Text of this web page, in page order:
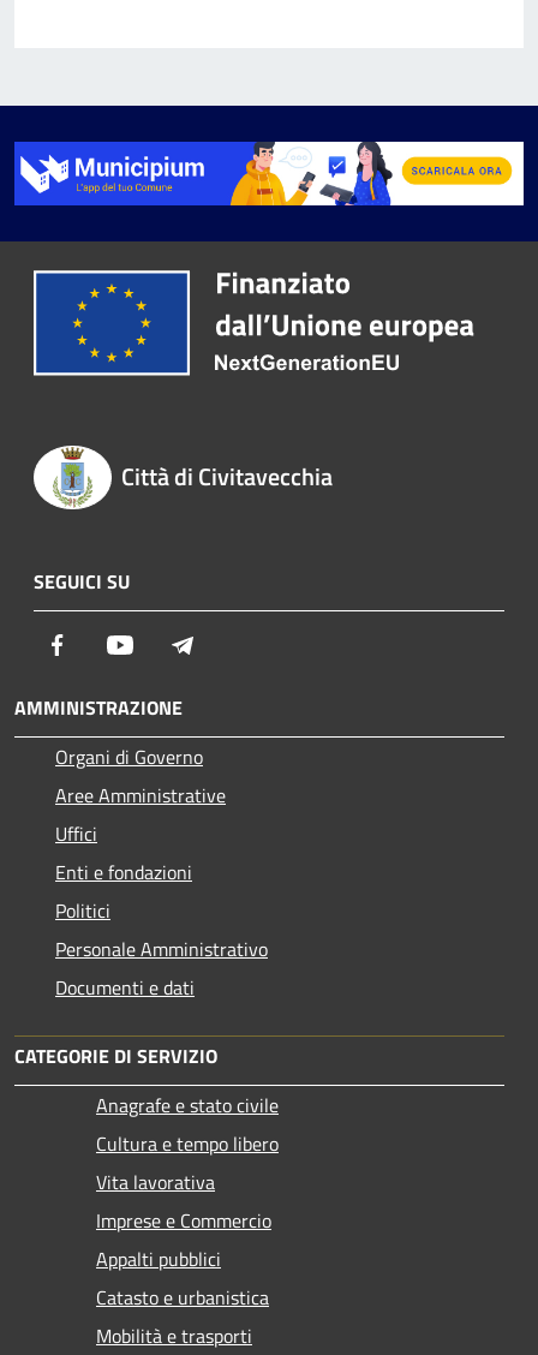
Città di Civitavecchia
SEGUICI SU
Facebook Youtube
AMMINISTRAZIONE
Organi di Governo
Aree Amministrative
Uffici
Enti e fondazioni
Politici
Personale Amministrativo
Documenti e dati
CATEGORIE DI SERVIZIO
Anagrafe e stato civile
Cultura e tempo libero
Vita lavorativa
Imprese e Commercio
Appalti pubblici
Catasto e urbanistica
Mobilità e trasporti